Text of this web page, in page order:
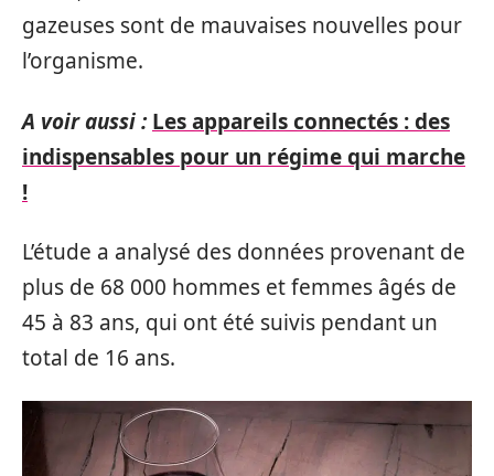
gazeuses sont de mauvaises nouvelles pour
l’organisme.
A voir aussi : Les appareils connectés : des
indispensables pour un régime qui marche
!
L’étude a analysé des données provenant de
plus de 68 000 hommes et femmes âgés de
45 à 83 ans, qui ont été suivis pendant un
total de 16 ans.